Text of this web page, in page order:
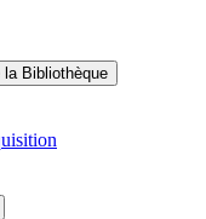
la Bibliothèque